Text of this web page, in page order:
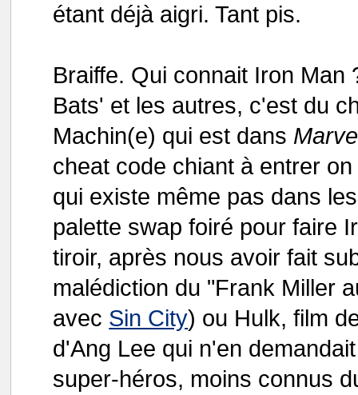
étant déjà aigri. Tant pis.
Braiffe. Qui connait Iron Man
Bats' et les autres, c'est du
Machin(e) qui est dans
cheat code chiant à entrer
qui existe même pas dans
palette swap foiré pour faire
tiroir, après nous avoir fait
malédiction du "Frank Miller
avec Sin City) ou Hulk, film
d'Ang Lee qui n'en
super-héros, moins connus